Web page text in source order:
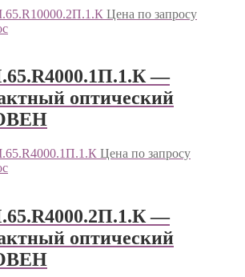
Цена по запросу
—
оптический
Цена по запросу
—
оптический